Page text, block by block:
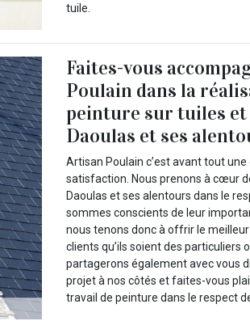
tuile.
Faites-vous
Poulain dans la
peinture sur tuiles
Daoulas et ses
Artisan Poulain c’est avant tout
satisfaction. Nous prenons à cœur
Daoulas et ses alentours dans le
sommes conscients de leur
nous tenons donc à offrir le
clients qu’ils soient des particuliers
partagerons également avec vous
projet à nos côtés et faites-vous
travail de peinture dans le respect